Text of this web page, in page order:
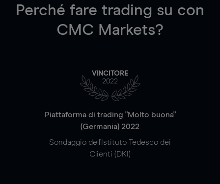
Perché fare trading su con
CMC Markets?
VINCITORE
2022
Piattaforma di trading "Molto buona"
(Germania) 2022
Sondaggio dell'Istituto Tedesco dei
Clienti (DKI)